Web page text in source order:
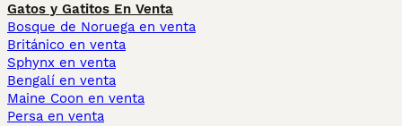
Gatos y Gatitos En Venta
Bosque de Noruega en venta
Británico en venta
Sphynx en venta
Bengalí en venta
Maine Coon en venta
Persa en venta